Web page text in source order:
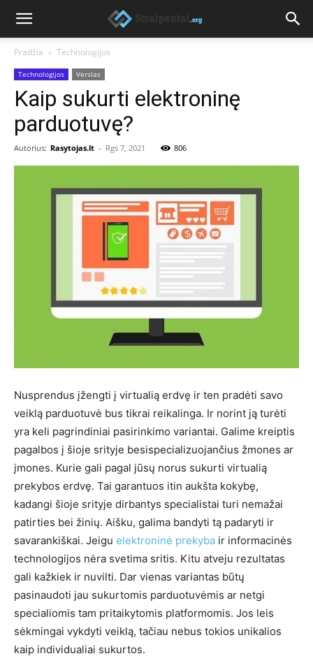
Pradžia Technologijos
Technologijos Verslas
Kaip sukurti elektroninę
parduotuvę?
Autorius: Rasytojas.lt - Rgs 7, 2021 806
Nusprendus įžengti į virtualią erdvę ir ten pradėti savo
veiklą parduotuvė bus tikrai reikalinga. Ir norint ją turėti
yra keli pagrindiniai pasirinkimo variantai. Galime kreiptis
pagalbos į šioje srityje besispecializuojančius žmones ar
įmones. Kurie gali pagal jūsų norus sukurti virtualią
prekybos erdvę. Tai garantuos itin aukšta kokybę,
kadangi šioje srityje dirbantys specialistai turi nemažai
patirties bei žinių. Aišku, galima bandyti tą padaryti ir
savarankiškai. Jeigu elektroninė prekyba ir informacinės
technologijos nėra svetima sritis. Kitu atveju rezultatas
gali kažkiek ir nuvilti. Dar vienas variantas būtų
pasinaudoti jau sukurtomis parduotuvėmis ar netgi
specialiomis tam pritaikytomis platformomis. Jos leis
sėkmingai vykdyti veiklą, tačiau nebus tokios unikalios
kaip individualiai sukurtos.